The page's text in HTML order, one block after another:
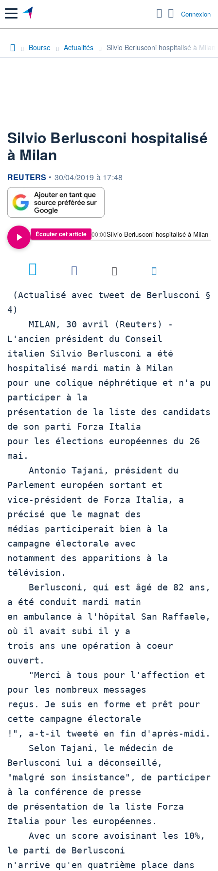
Menu Connexion
Bourse Actualités Silvio Berlusconi hospitalisé à Milan
Silvio Berlusconi hospitalisé
à Milan
information fournie par
REUTERS • 30/04/2019 à 17:48
Écouter cet article Silvio Berlusconi hospitalisé à Milan
00:00
4)
L'ancien président du Conseil
italien Silvio Berlusconi a été
hospitalisé mardi matin à Milan
pour une colique néphrétique et n'a pu
participer à la
présentation de la liste des candidats
de son parti Forza Italia
pour les élections européennes du 26
mai.
Parlement européen sortant et
vice-président de Forza Italia, a
précisé que le magnat des
médias participerait bien à la
campagne électorale avec
notamment des apparitions à la
télévision.
a été conduit mardi matin
en ambulance à l'hôpital San Raffaele,
où il avait subi il y a
trois ans une opération à coeur
ouvert.
pour les nombreux messages
reçus. Je suis en forme et prêt pour
cette campagne électorale
!", a-t-il tweeté en fin d'après-midi.
Berlusconi lui a déconseillé,
"malgré son insistance", de participer
à la conférence de presse
de présentation de la liste Forza
Italia pour les européennes.
le parti de Berlusconi
n'arrive qu'en quatrième place dans